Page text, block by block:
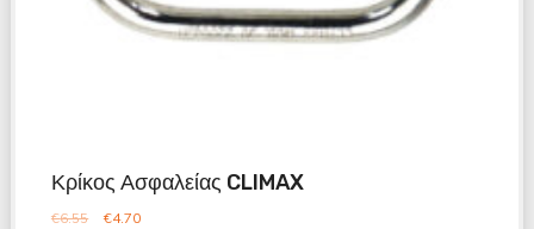
Κρίκος Ασφαλείας CLIMAX
€6.55 €4.70